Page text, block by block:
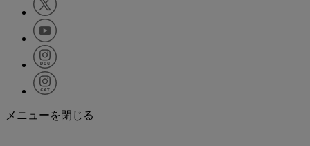
メニューを閉じる